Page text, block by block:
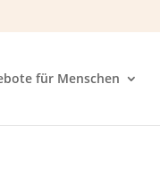
für Menschen